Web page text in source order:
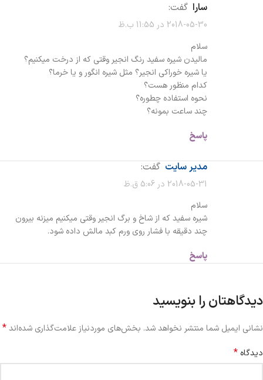
سارا گفت:
2018-05-30 در 11:55 ب.ظ
سلام
مالیدن شیره سفید رنگ انجیر وقتی که از درخت میکنیم؟
یا شیره خوراکی انجیر؟ مثل شیره انگور و یا خرما؟
کدام منظور هست؟
نحوه استفاده چطوره؟
چند ساعت بمونه؟
پاسخ
مدیر سایت گفت:
2018-05-31 در 5:06 ق.ظ
سلام
شیره سفید که از شاخ و برگ انجیر وقتی میکنیم میزنه بیرون
چند دقیقه با فشار روی ورم کبد مالش داده شود.
پاسخ
دیدگاهتان را بنویسید
نشانی ایمیل شما منتشر نخواهد شد. بخش‌های موردنیاز علامت‌گذاری شده‌اند*
دیدگاه *